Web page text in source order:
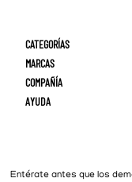
CATEGORÍAS
MARCAS
Adidas
Reebok
COMPAÑÍA
Quiénes Somos
AYUDA
Entérate antes que los